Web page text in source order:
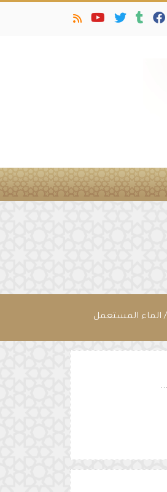
الماء المستعمل